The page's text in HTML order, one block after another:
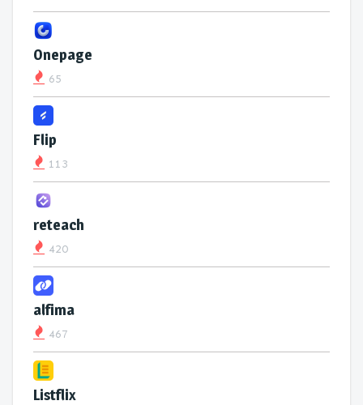
Onepage
65
Flip
113
reteach
420
alfima
467
Listflix